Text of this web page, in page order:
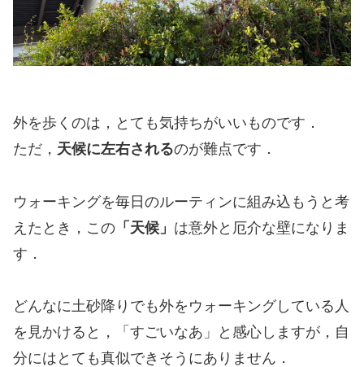
外を歩くのは，とても気持ちがいいものです．
ただ， 天候に左右されるのが難点です．
ウォーキングを毎日のルーティンに組み込もうと考
えたとき，この 「天候」 は意外と厄介な壁になりま
す．
どんなに土砂降りでも外をウォーキングしている人
を見かけると，「すごいなあ」と感心しますが，自
分にはとても真似できそうにありません．